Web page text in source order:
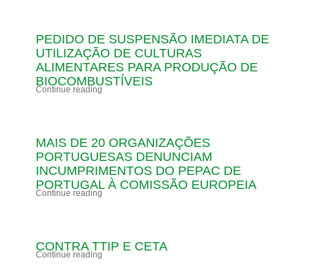
PEDIDO DE SUSPENSÃO IMEDIATA DE
UTILIZAÇÃO DE CULTURAS
ALIMENTARES PARA PRODUÇÃO DE
BIOCOMBUSTÍVEIS
Continue reading
MAIS DE 20 ORGANIZAÇÕES
PORTUGUESAS DENUNCIAM
INCUMPRIMENTOS DO PEPAC DE
PORTUGAL À COMISSÃO EUROPEIA
Continue reading
CONTRA TTIP E CETA
Continue reading